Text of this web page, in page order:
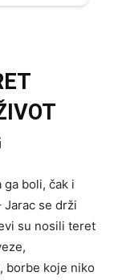
ga boli, čak i
Jarac se drži
su nosili teret
borbe koje niko